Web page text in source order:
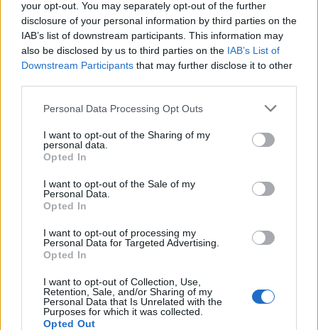
your opt-out. You may separately opt-out of the further
disclosure of your personal information by third parties on the
IAB’s list of downstream participants. This information may
also be disclosed by us to third parties on the IAB’s List of
Downstream Participants that may further disclose it to other
Personal Data Processing Opt Outs
I want to opt-out of the Sharing of my
personal data.
Opted In
I want to opt-out of the Sale of my
Personal Data.
Opted In
I want to opt-out of processing my
Personal Data for Targeted Advertising.
Opted In
I want to opt-out of Collection, Use,
Retention, Sale, and/or Sharing of my
Personal Data that Is Unrelated with the
Purposes for which it was collected.
Opted Out
Classic Mantra
Riepilogo stagione
Entrato
Squalificato 0 - 0%
Inutilizzato 2 - 6%
Scarica riepilogo
stagionale
Scarica